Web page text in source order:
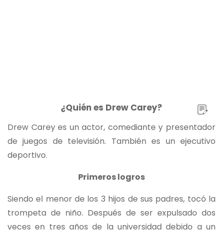
¿Quién es Drew Carey?
Drew Carey es un actor, comediante y presentador
de juegos de televisión. También es un ejecutivo
deportivo.
Primeros logros
Siendo el menor de los 3 hijos de sus padres, tocó la
trompeta de niño. Después de ser expulsado dos
veces en tres años de la universidad debido a un